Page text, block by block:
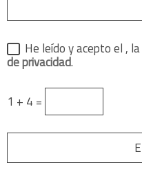
He leído y acepto el, la
de privacidad.
1 + 4 =